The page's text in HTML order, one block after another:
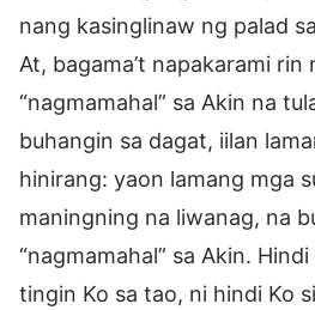
nang kasinglinaw ng palad
At, bagama’t napakarami rin
“nagmamahal” sa Akin na
buhangin sa dagat, iilan
hinirang: yaon lamang mga
maningning na liwanag, na
“nagmamahal” sa Akin.
tingin Ko sa tao, ni hindi Ko